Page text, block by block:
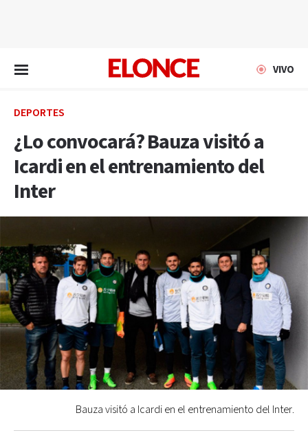
VIVO
DEPORTES
¿Lo convocará? Bauza visitó a
Icardi en el entrenamiento del
Inter
Bauza visitó a Icardi en el entrenamiento del Inter.